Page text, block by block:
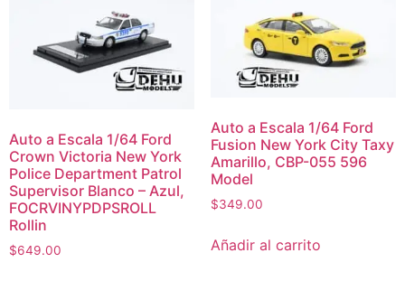
Auto a Escala 1/64 Ford
Crown Victoria New York
Police Department Patrol
Supervisor Blanco – Azul,
FOCRVINYPDPSROLL
Rollin
$649.00
Auto a Escala 1/64 Ford
Fusion New York City Taxy
Amarillo, CBP-055 596
Model
$349.00
Añadir al carrito